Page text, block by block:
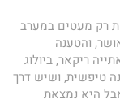
רק מעטים במערב
והטענה
ריקאר, ביולוג
טיפשית, ושיש דרך
היא נמצאת